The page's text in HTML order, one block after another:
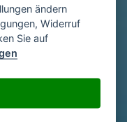
deine Adresse
mit deinem
hoch
ändern
Widerruf
Sie auf